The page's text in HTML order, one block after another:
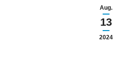
Aug.
13
2024